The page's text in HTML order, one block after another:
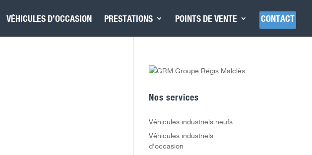
VÉHICULES D’OCCASION PRESTATIONS POINTS DE VENTE CONTACT
Nos services
Véhicules industriels neufs
Véhicules industriels
d’occasion